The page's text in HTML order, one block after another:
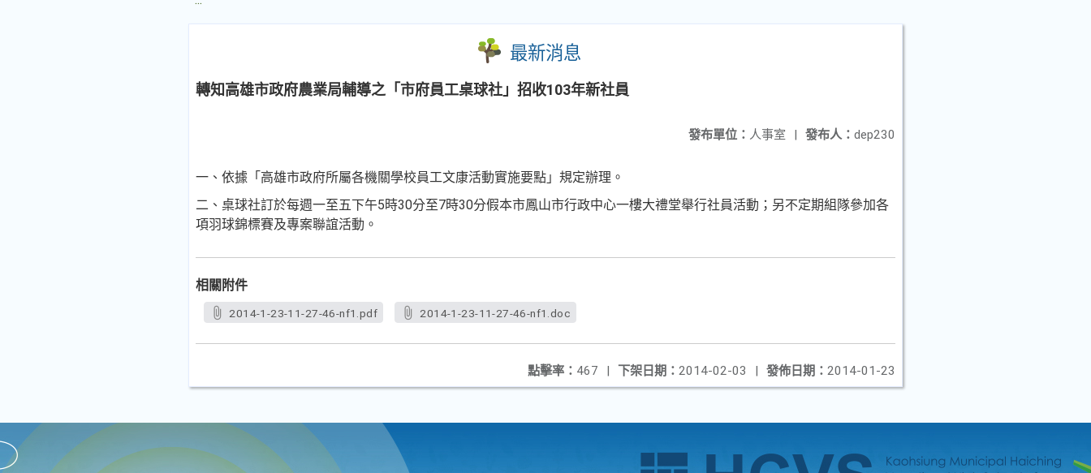
最新消息
轉知高雄市政府農業局輔導之「市府員工桌球社」招收103年新社員
發布人： dep230
發布單位： 人事室 |
一、依據「高雄市政府所屬各機關學校員工文康活動實施要點 」規定辦理。
二、桌球社訂於每週一至五下午5時30分至7時30分假本市鳳山市行政中心一樓大禮堂舉行社員活動；另不定期組隊參加各
項羽球錦標賽及專案聯誼活動。
相關附件
2014-1-23-11-27-46-nf1.pdf 2014-1-23-11-27-46-nf1.doc
發佈日期： 2014-01-23
下架日期： 2014-02-03 |
點擊率： 467 |